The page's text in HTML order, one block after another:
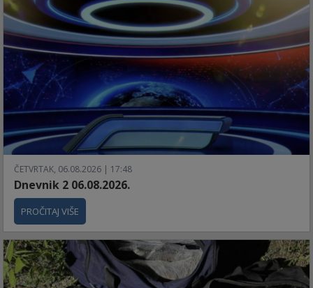
ČETVRTAK, 06.08.2026 | 17:48
Dnevnik 2 06.08.2026.
PROČITAJ VIŠE